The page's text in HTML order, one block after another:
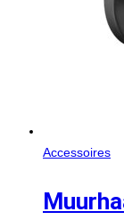
Accessoires